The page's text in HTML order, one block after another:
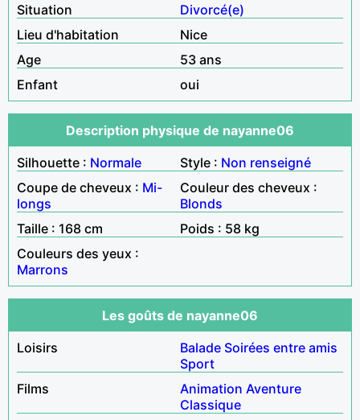
Situation
Divorcé(e)
Lieu d'habitation
Nice
Age
53 ans
Enfant
oui
Description physique de nayanne06
Silhouette : Normale Style : Non renseigné
Coupe de cheveux : Mi-
longs
Couleur des cheveux :
Blonds
Taille : 168 cm
Poids : 58 kg
Couleurs des yeux :
Marrons
Les goûts de nayanne06
Loisirs
Balade Soirées entre amis
Sport
Films
Animation Aventure
Classique